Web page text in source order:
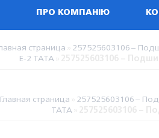
ПРО КОМПАНІЮ
страница 257525603106 –
Е-2 TATA
Главная страница 257525603106 –
TATA